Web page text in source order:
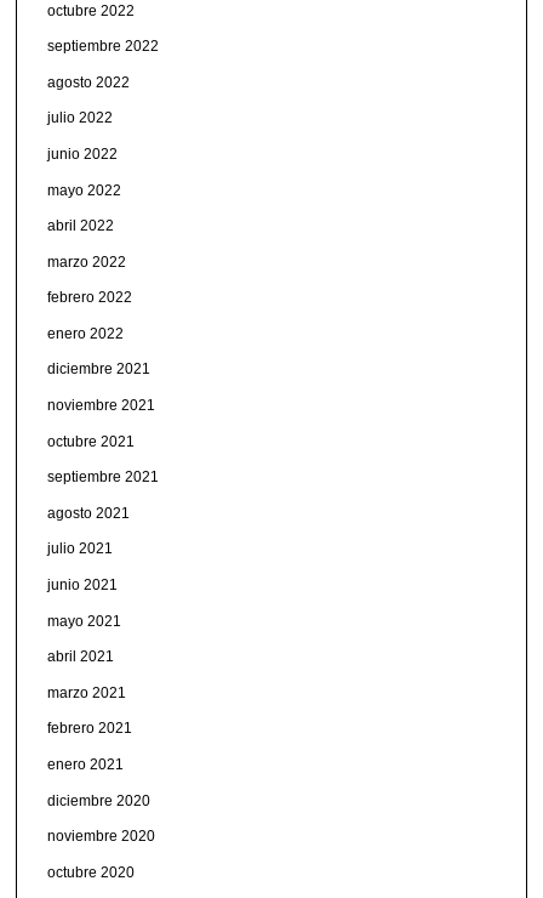
octubre 2022
septiembre 2022
agosto 2022
julio 2022
junio 2022
mayo 2022
abril 2022
marzo 2022
febrero 2022
enero 2022
diciembre 2021
noviembre 2021
octubre 2021
septiembre 2021
agosto 2021
julio 2021
junio 2021
mayo 2021
abril 2021
marzo 2021
febrero 2021
enero 2021
diciembre 2020
noviembre 2020
octubre 2020